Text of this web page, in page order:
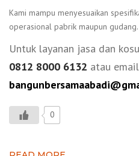
Kami mampu menyesuaikan
operasional pabrik maupun gudang.
Untuk layanan jasa dan
0812 8000 6132 atau email
0